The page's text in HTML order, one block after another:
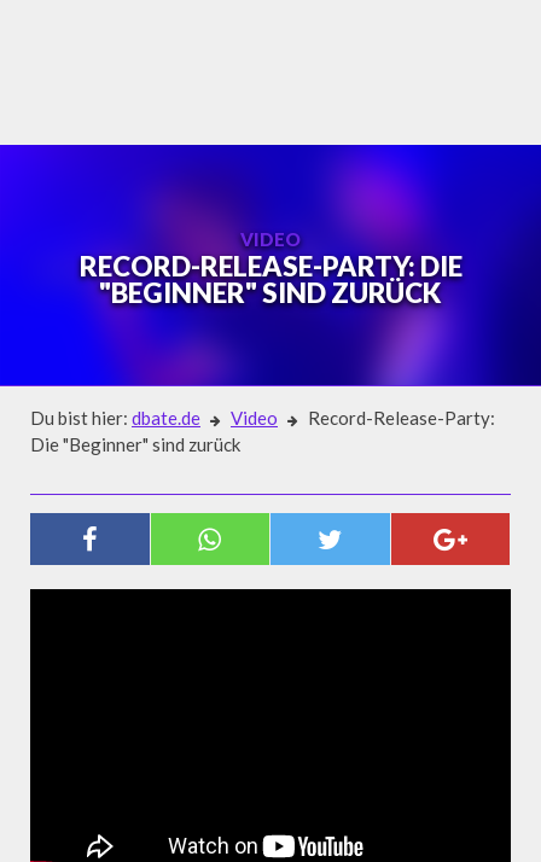
VIDEO
RECORD-RELEASE-PARTY: DIE
"BEGINNER" SIND ZURÜCK
Du bist hier: dbate.de Video
Record-Release-Party:
Die "Beginner" sind zurück
RECORD-RELEASE-PARTY: DIE
"BEGINNER" SIND ZURÜCK